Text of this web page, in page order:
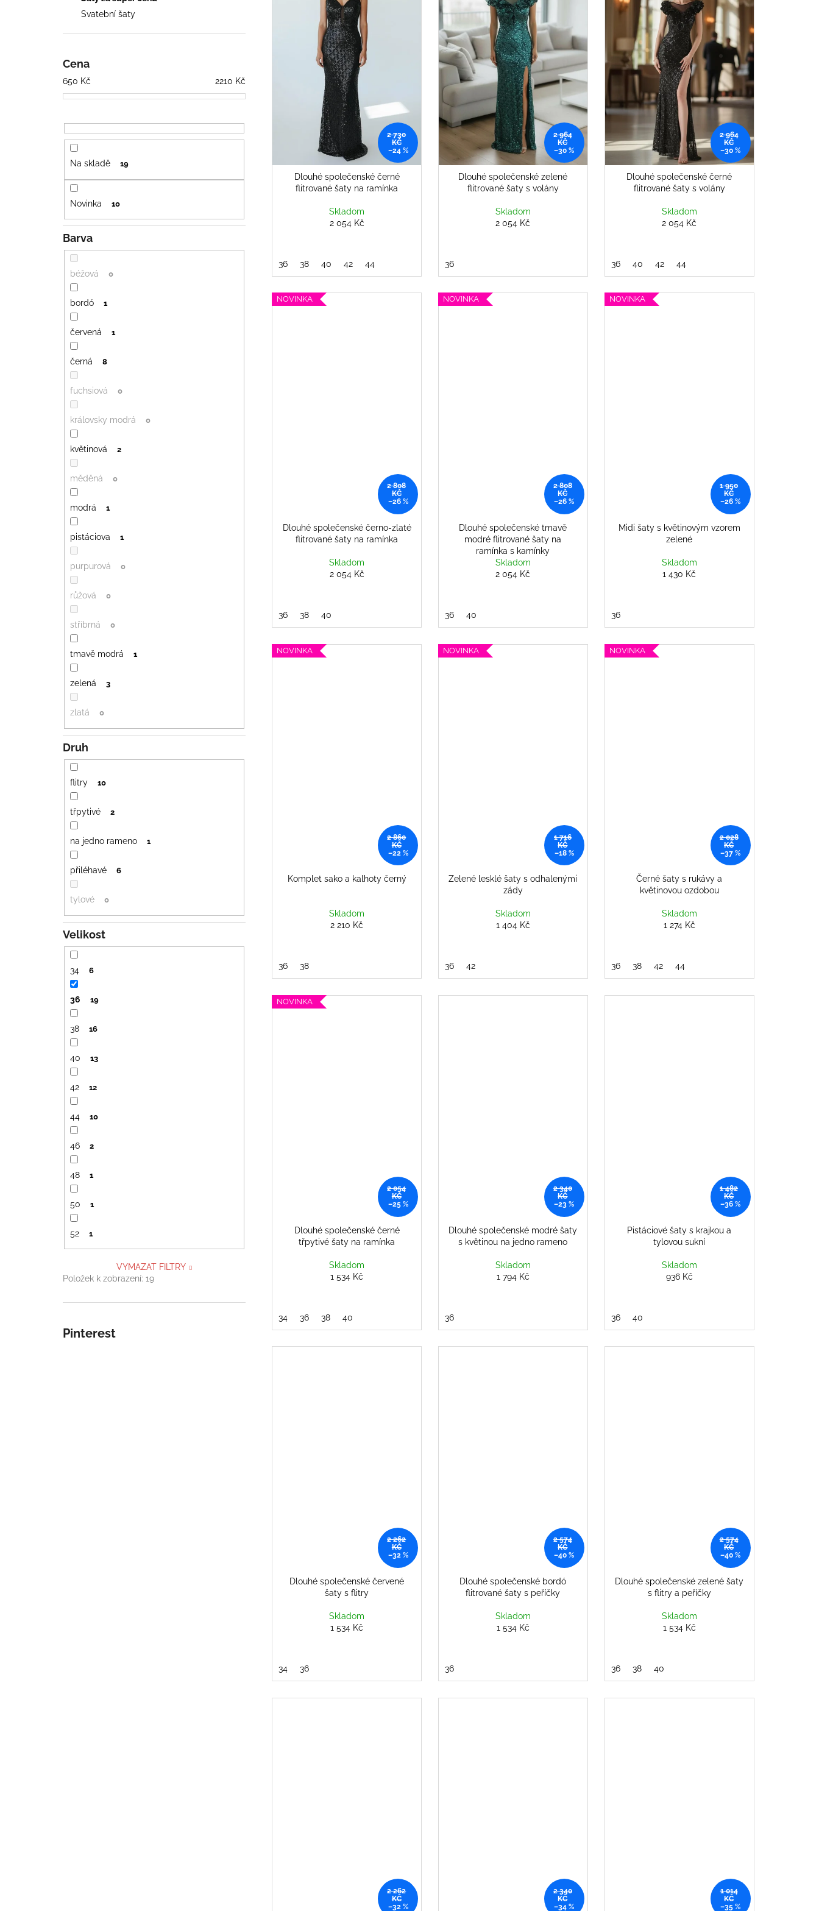
Svatební šaty
Cena
650 Kč 2210 Kč
Na skladě 19
Novinka 10
Barva
béžová 0
bordó 1
červená 1
černá 8
fuchsiová 0
královsky modrá 0
květinová 2
měděná 0
modrá 1
pistáciova 1
purpurová 0
růžová 0
stříbrná 0
tmavě modrá 1
zelená 3
zlatá 0
Druh
flitry 10
třpytivé 2
na jedno rameno 1
přiléhavé 6
tylové 0
Velikost
34 6
36 19
38 16
40 13
42 12
44 10
46 2
48 1
50 1
52 1
VYMAZAT FILTRY
Položek k zobrazení: 19
Pinterest
2 730
KČ
–24 %
Dlouhé společenské černé
flitrované šaty na ramínka
Skladom
2 054 Kč
36 38 40 42 44
2 964
KČ
–30 %
Dlouhé společenské zelené
flitrované šaty s volány
Skladom
2 054 Kč
36
2 964
KČ
–30 %
Dlouhé společenské černé
flitrované šaty s volány
Skladom
2 054 Kč
36 40 42 44
NOVINKA
2 808
KČ
–26 %
Dlouhé společenské černo-zlaté
flitrované šaty na ramínka
Skladom
2 054 Kč
36 38 40
NOVINKA
2 808
KČ
–26 %
Dlouhé společenské tmavě
modré flitrované šaty na
ramínka s kamínky
Skladom
2 054 Kč
36 40
NOVINKA
1 950
KČ
–26 %
Midi šaty s květinovým vzorem
zelené
Skladom
1 430 Kč
36
NOVINKA
2 860
KČ
–22 %
Komplet sako a kalhoty černý
Skladom
2 210 Kč
36 38
NOVINKA
1 716
KČ
–18 %
Zelené lesklé šaty s odhalenými
zády
Skladom
1 404 Kč
36 42
NOVINKA
2 028
KČ
–37 %
Černé šaty s rukávy a
květinovou ozdobou
Skladom
1 274 Kč
36 38 42 44
NOVINKA
2 054
KČ
–25 %
Dlouhé společenské černé
třpytivé šaty na ramínka
Skladom
1 534 Kč
34 36 38 40
2 340
KČ
–23 %
Dlouhé společenské modré šaty
s květinou na jedno rameno
Skladom
1 794 Kč
36
1 482
KČ
–36 %
Pistáciové šaty s krajkou a
tylovou sukní
Skladom
936 Kč
36 40
2 262
KČ
–32 %
Dlouhé společenské červené
šaty s flitry
Skladom
1 534 Kč
34 36
2 574
KČ
–40 %
Dlouhé společenské bordó
flitrované šaty s peříčky
Skladom
1 534 Kč
36
2 574
KČ
–40 %
Dlouhé společenské zelené šaty
s flitry a peříčky
Skladom
1 534 Kč
36 38 40
2 262
KČ
–32 %
2 340
KČ
–34 %
1 014
KČ
–35 %
2 028 Kč
2 808 Kč